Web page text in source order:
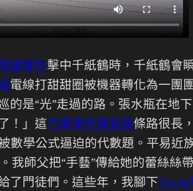
捷零件擊中千紙鶴時，千紙鶴會
電線打甜甜圈被機器轉化為一團
的是“光”走過的路。張水瓶在地
！」這汽車零件貿易商條路很長
數學公式逼迫的代數題。平易近
我師父把“手藝”傳給她的蕾絲絲
了門徒們。這些年，我腳下